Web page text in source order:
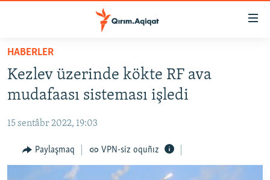
Esas
qaytmaq
Baş
qaytmaq
qaytmaq
HABERLER
SİYASET
CEMİYET
MEDENİYET
İNSAN AQLARI
HABERLER
Kezlev üzerinde kökte RF ava
mudafaası sisteması işledi
15 sentâbr 2022, 19:03
Paylaşmaq VPN-siz oquñız